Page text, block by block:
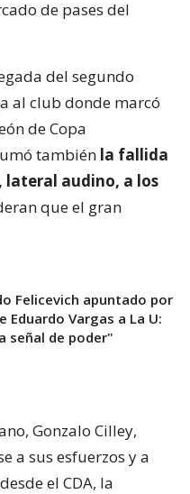
de pases del
del segundo
al club donde marcó
de Copa
también la fallida
lateral audino, a los
que el gran
Felicevich apuntado por
Eduardo Vargas a La U:
señal de poder"
Gonzalo Cilley,
a sus esfuerzos y a
el CDA, la